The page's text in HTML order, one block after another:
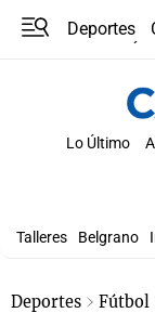
Deportes
Lo Último
Talleres Belgrano
Deportes Fútbol